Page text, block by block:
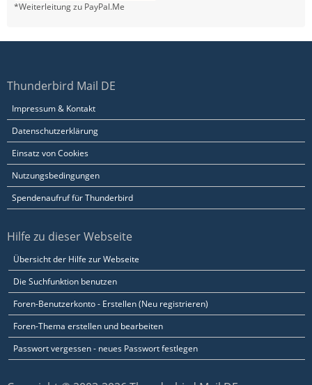
*Weiterleitung zu PayPal.Me
Thunderbird Mail DE
Impressum & Kontakt
Datenschutzerklärung
Einsatz von Cookies
Nutzungsbedingungen
Spendenaufruf für Thunderbird
Hilfe zu dieser Webseite
Übersicht der Hilfe zur Webseite
Die Suchfunktion benutzen
Foren-Benutzerkonto - Erstellen (Neu registrieren)
Foren-Thema erstellen und bearbeiten
Passwort vergessen - neues Passwort festlegen